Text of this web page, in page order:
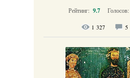
Рейтинг: 9.7 Голосов:
1 327 5